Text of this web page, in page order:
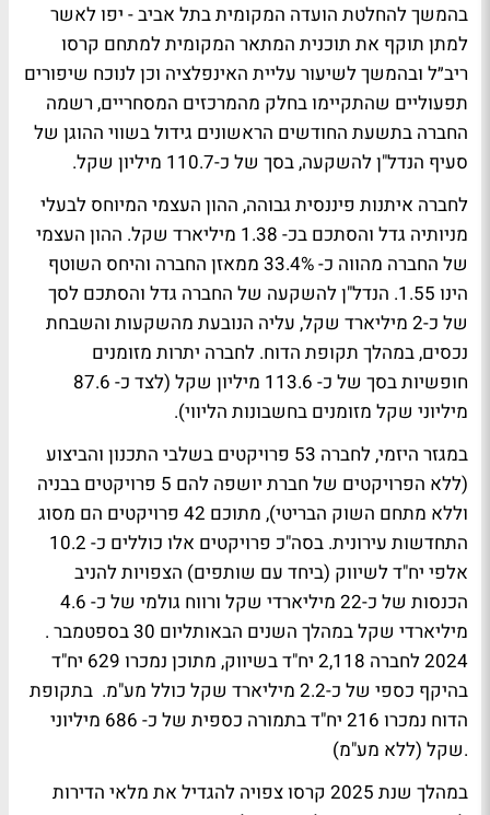
בהמשך להחלטת הועדה המקומית בתל אביב - יפו לאשר
למתן תוקף את תוכנית המתאר המקומית למתחם קרסו
ריב״ל ובהמשך לשיעור עליית האינפלציה וכן לנוכח שיפורים
תפעוליים שהתקיימו בחלק מהמרכזים המסחריים, רשמה
החברה בתשעת החודשים הראשונים גידול בשווי ההוגן של
סעיף הנדל"ן להשקעה, בסך של כ-110.7 מיליון שקל.
לחברה איתנות פיננסית גבוהה, ההון העצמי המיוחס לבעלי
מניותיה גדל והסתכם בכ- 1.38 מיליארד שקל. ההון העצמי
של החברה מהווה כ- 33.4% ממאזן החברה והיחס השוטף
הינו 1.55. הנדל"ן להשקעה של החברה גדל והסתכם לסך
של כ-2 מיליארד שקל, עליה הנובעת מהשקעות והשבחת
נכסים, במהלך תקופת הדוח. לחברה יתרות מזומנים
חופשיות בסך של כ- 113.6 מיליון שקל (לצד כ- 87.6
מיליוני שקל מזומנים בחשבונות הליווי).
במגזר היזמי, לחברה 53 פרויקטים בשלבי התכנון והביצוע
(ללא הפרויקטים של חברת יושפה להם 5 פרויקטים בבניה
וללא מתחם השוק הבריטי), מתוכם 42 פרויקטים הם מסוג
התחדשות עירונית. בסה"כ פרויקטים אלו כוללים כ- 10.2
אלפי יח"ד לשיווק (ביחד עם שותפים) הצפויות להניב
הכנסות של כ-22 מיליארדי שקל ורווח גולמי של כ- 4.6
מיליארדי שקל במהלך השנים הבאות
. ליום 30 בספטמבר
2024 לחברה 2,118 יח"ד בשיווק, מתוכן נמכרו 629 יח"ד
בהיקף כספי של כ-2.2 מיליארד שקל כולל מע"מ. בתקופת
הדוח נמכרו 216 יח"ד בתמורה כספית של כ- 686 מיליוני
שקל (ללא מע"מ).
במהלך שנת 2025 קרסו צפויה להגדיל את מלאי הדירות